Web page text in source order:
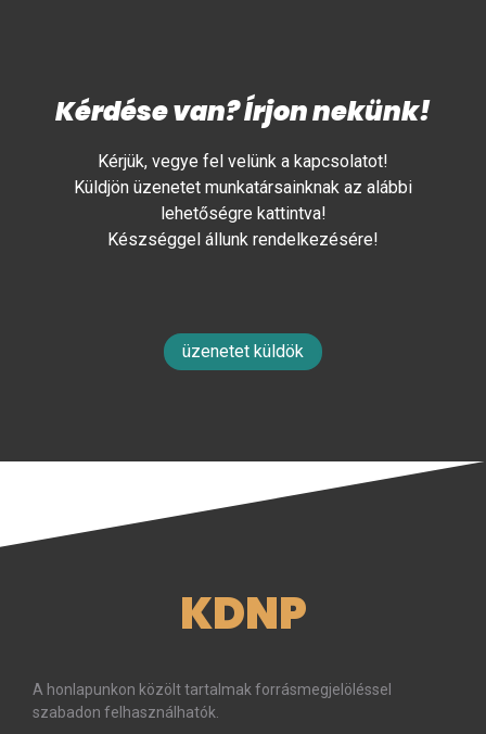
Kérdése van? Írjon nekünk!
Kérjük, vegye fel velünk a kapcsolatot!
Küldjön üzenetet munkatársainknak az alábbi
lehetőségre kattintva!
Készséggel állunk rendelkezésére!
üzenetet küldök
KDNP
A honlapunkon közölt tartalmak forrásmegjelöléssel
szabadon felhasználhatók.